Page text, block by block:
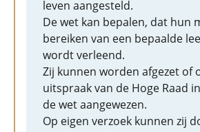
leven aangesteld.
De wet kan bepalen, dat hun
bereiken van een bepaalde
wordt verleend.
Zij kunnen worden afgezet of
uitspraak van de Hoge Raad
de wet aangewezen.
Op eigen verzoek kunnen zij